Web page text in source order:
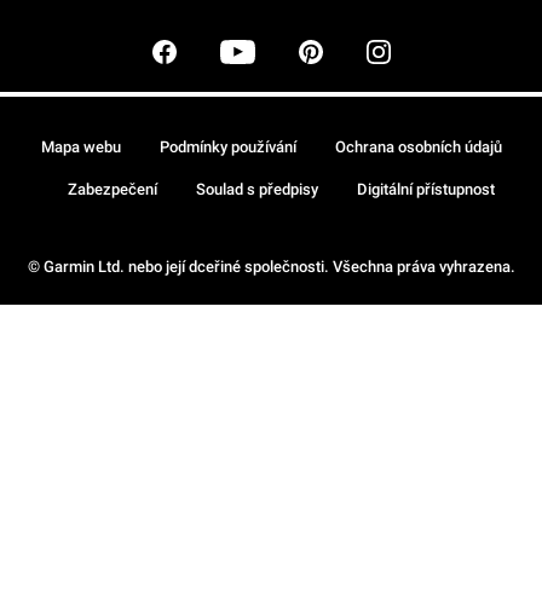
© Garmin Ltd. nebo její dceřiné společnosti. Všechna práva vyhrazena.
Mapa webu Podmínky používání Ochrana osobních údajů
Zabezpečení Soulad s předpisy Digitální přístupnost